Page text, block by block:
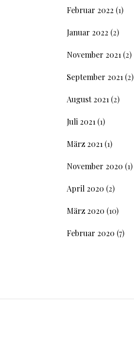
Februar 2022 (1)
Januar 2022 (2)
November 2021 (2)
September 2021 (2)
August 2021 (2)
Juli 2021 (1)
März 2021 (1)
November 2020 (1)
April 2020 (2)
März 2020 (10)
Februar 2020 (7)